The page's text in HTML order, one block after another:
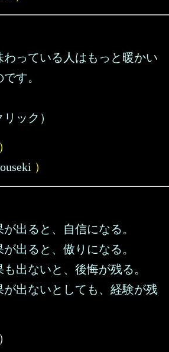
わっている人はもっと暖かい
す。
ック）
）
）
出ると、自信になる。
出ると、傲りになる。
出ないと、後悔が残る。
が出ないとしても、経験が残